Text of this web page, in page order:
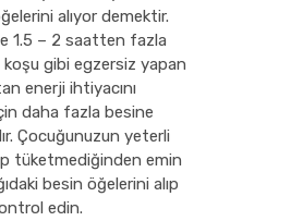
alıyor demektir.
1.5 – 2 saatten fazla
gibi egzersiz yapan
enerji ihtiyacını
daha fazla besine
Çocuğunuzun yeterli
tüketmediğinden emin
besin öğelerini alıp
edin.